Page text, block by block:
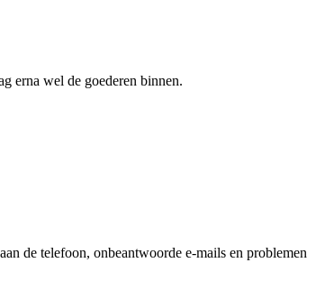
erna wel de goederen binnen.
de telefoon, onbeantwoorde e-mails en problemen